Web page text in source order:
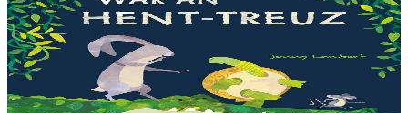
War an hent-treuz
Piv a oar peseurt loened a c’haller gwelet er paludoù pa vez an noz
o serriñ ?... N’eus krokodil ebet avat. Peursur eo Logodennig. N’eo
ket ken sur he mignoned...